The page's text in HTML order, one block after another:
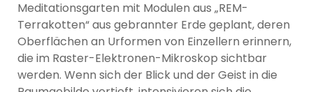
Meditationsgarten mit Modulen aus „REM-
Terrakotten“ aus gebrannter Erde geplant, deren
Oberflächen an Urformen von Einzellern erinnern,
die im Raster-Elektronen-Mikroskop sichtbar
werden. Wenn sich der Blick und der Geist in die